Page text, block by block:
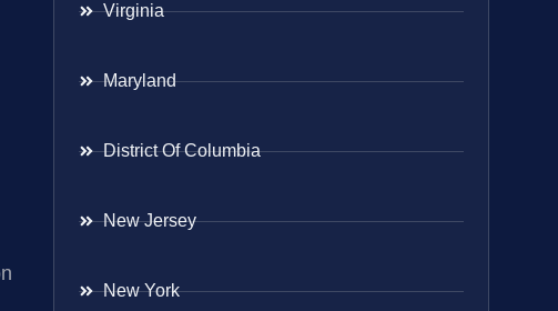
Virginia
Maryland
District Of Columbia
New Jersey
New York